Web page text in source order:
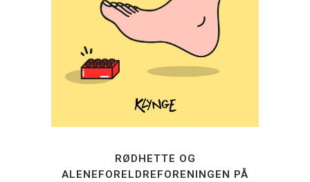
RØDHETTE OG
ALENEFORELDREFORENINGEN PÅ